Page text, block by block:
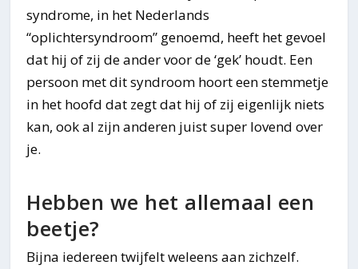
syndrome, in het Nederlands
“oplichtersyndroom” genoemd, heeft het gevoel
dat hij of zij de ander voor de ‘gek’ houdt. Een
persoon met dit syndroom hoort een stemmetje
in het hoofd dat zegt dat hij of zij eigenlijk niets
kan, ook al zijn anderen juist super lovend over
je.
Hebben we het allemaal een
beetje?
Bijna iedereen twijfelt weleens aan zichzelf.